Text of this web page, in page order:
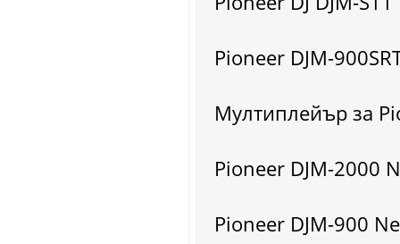
Pioneer DJM-
Мултиплейър за
Pioneer DJM-2000
Pioneer DJM-900